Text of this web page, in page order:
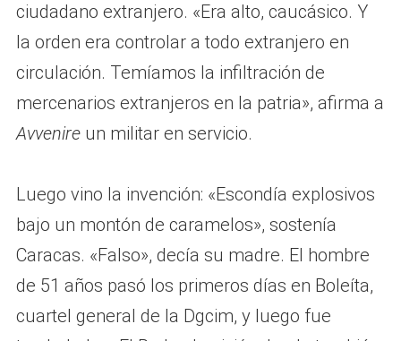
ciudadano extranjero. «Era alto, caucásico. Y
la orden era controlar a todo extranjero en
circulación. Temíamos la infiltración de
mercenarios extranjeros en la patria», afirma a
Avvenireun militar en servicio.
Luego vino la invención: «Escondía explosivos
bajo un montón de caramelos», sostenía
Caracas. «Falso», decía su madre. El hombre
de 51 años pasó los primeros días en Boleíta,
cuartel general de la Dgcim, y luego fue